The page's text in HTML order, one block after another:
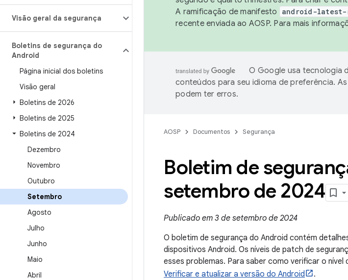
Visão geral da segurança
Boletins de segurança do
Android
Página inicial dos boletins
Visão geral
Boletins de 2026
Boletins de 2025
Boletins de 2024
Dezembro
Novembro
Outubro
Setembro
Agosto
Julho
Junho
Maio
Abril
A ramificação de manifesto
android-latest-
recente enviada ao AOSP. Para mais
O Google usa tecnologia
conteúdos para seu idioma de preferência.
podem ter erros.
AOSP Documentos Segurança
Boletim de
setembro de 2024
Publicado em 3 de setembro de 2024
O boletim de segurança do Android contém
dispositivos Android. Os níveis de patch de
esses problemas. Para saber como verificar o
Verificar e atualizar a versão do Android
.